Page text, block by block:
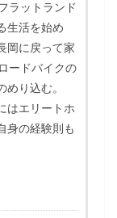
ラットランド
生活を始め
岡に戻って家
ードバイクの
り込む。
はエリートホ
身の経験則も